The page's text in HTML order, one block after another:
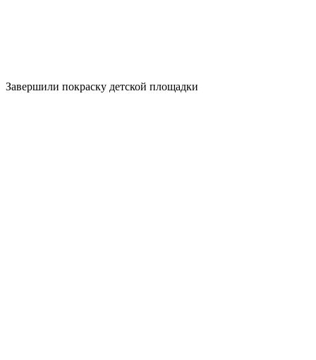
Завершили покраску детской площадки